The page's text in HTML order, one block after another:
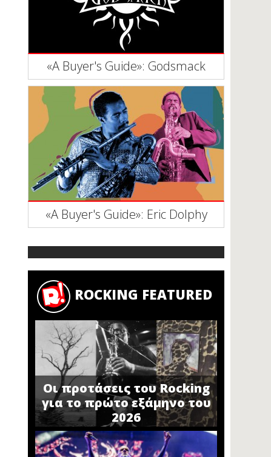
«A Buyer's Guide»: Godsmack
«A Buyer's Guide»: Eric Dolphy
ROCKING FEATURED
Οι προτάσεις του Rocking
για το πρώτο εξάμηνο του
2026